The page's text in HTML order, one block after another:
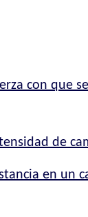
con que
de
en un